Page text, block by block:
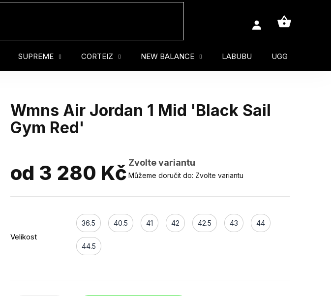
SUPREME CORTEIZ NEW BALANCE LABUBU UGG
Wmns Air Jordan 1 Mid 'Black Sail
Gym Red'
od 3 280 Kč Zvolte variantu
Velikost
36.5 40.5 41 42 42.5 43 44
44.5
Můžeme doručit do: Zvolte variantu